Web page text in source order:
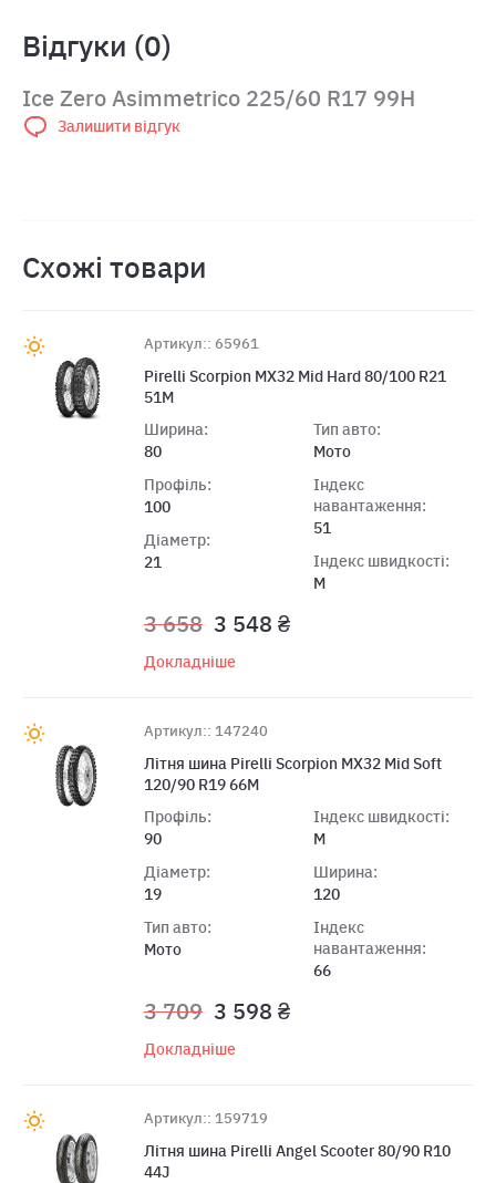
Відгуки (0)
Ice Zero Asimmetrico 225/60 R17 99H
Залишити відгук
Схожі товари
Артикул:: 65961
Pirelli Scorpion MX32 Mid Hard 80/100 R21
51M
Ширина:
80
Профіль:
100
Діаметр:
21
Тип авто:
Мото
Індекс
навантаження:
51
Індекс швидкості:
M
3 658 3 548 ₴
Докладніше
Артикул:: 147240
Літня шина Pirelli Scorpion MX32 Mid Soft
120/90 R19 66M
Профіль:
90
Діаметр:
19
Тип авто:
Мото
Індекс швидкості:
M
Ширина:
120
Індекс
навантаження:
66
3 709 3 598 ₴
Докладніше
Артикул:: 159719
Лiтня шина Pirelli Angel Scooter 80/90 R10
44J